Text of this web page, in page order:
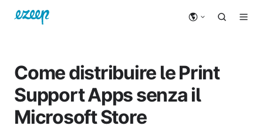
Come distribuire le Print
Support Apps senza il
Microsoft Store